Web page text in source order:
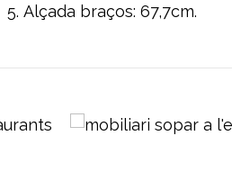
Alçada braços: 67,7cm.